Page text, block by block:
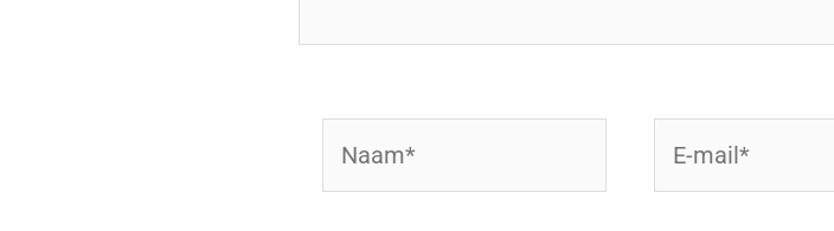
mail*